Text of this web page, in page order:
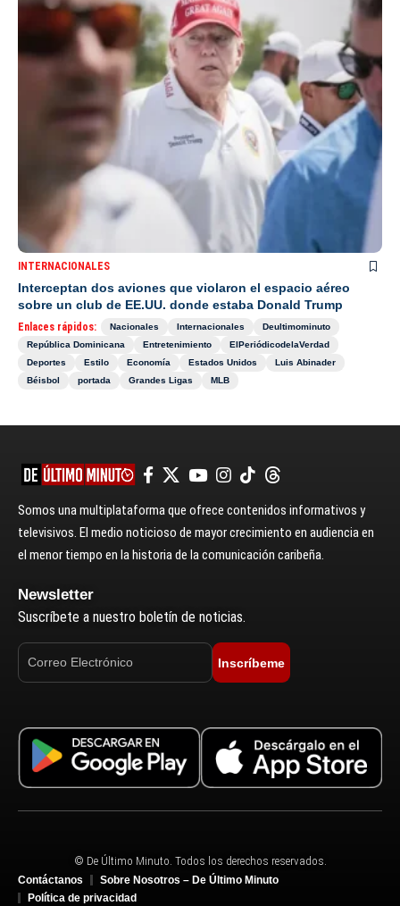
INTERNACIONALES
Interceptan dos aviones que violaron el espacio aéreo
sobre un club de EE.UU. donde estaba Donald Trump
Enlaces rápidos: Nacionales Internacionales
Deultimominuto
República Dominicana
Entretenimiento
ElPeriódicodelaVerdad
Deportes
Estilo Economía Estados Unidos
Luis Abinader
Béisbol
portada Grandes Ligas MLB
Somos una multiplataforma que ofrece contenidos informativos y
televisivos. El medio noticioso de mayor crecimiento en audiencia en
el menor tiempo en la historia de la comunicación caribeña.
Newsletter
Suscríbete a nuestro boletín de noticias.
Inscríbeme
© De Último Minuto. Todos los derechos reservados.
Contáctanos
Sobre Nosotros – De Último Minuto
Política de privacidad